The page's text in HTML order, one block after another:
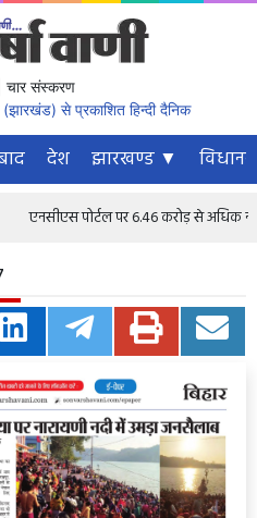
चार संस्करण
से प्रकाशित हिन्दी दैनिक
देश झारखण्ड ▼
एनसीएस पोर्टल पर 6.46 करोड़ से अधिक